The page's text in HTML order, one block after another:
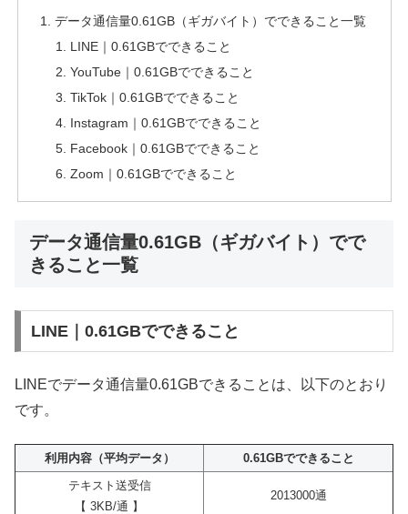
データ通信量0.61GB（ギガバイト）でできること一覧
LINE｜0.61GBでできること
YouTube｜0.61GBでできること
TikTok｜0.61GBでできること
Instagram｜0.61GBでできること
Facebook｜0.61GBでできること
Zoom｜0.61GBでできること
データ通信量0.61GB（ギガバイト）でで
きること一覧
LINE｜0.61GBでできること
LINEでデータ通信量0.61GBできることは、以下のとおり
です。
利用内容（平均データ）
0.61GBでできること
テキスト送受信
【 3KB/通 】
2013000通